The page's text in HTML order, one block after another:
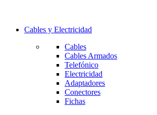
Cables y Electricidad
Cables
Cables Armados
Telefónico
Electricidad
Adaptadores
Conectores
Fichas